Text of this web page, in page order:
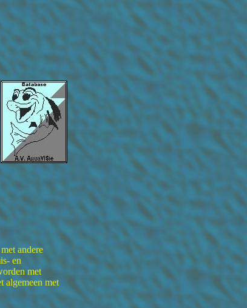
andere
en
met
algemeen met